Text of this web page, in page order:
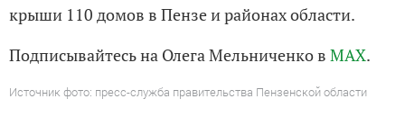
крыши 110 домов в Пензе и районах области.
Подписывайтесь на Олега Мельниченко в MAX.
Источник фото: пресс-служба правительства Пензенской области